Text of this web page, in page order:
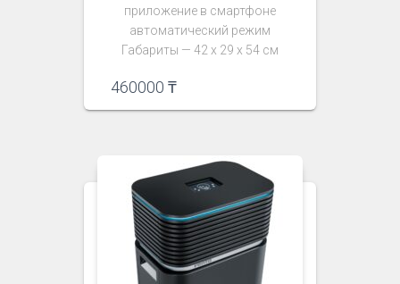
приложение в смартфоне
автоматический режим
Габариты — 42 х 29 х 54 см
460000 ₸